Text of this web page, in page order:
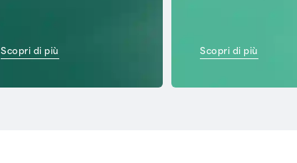
Scopri di più Scopri di più